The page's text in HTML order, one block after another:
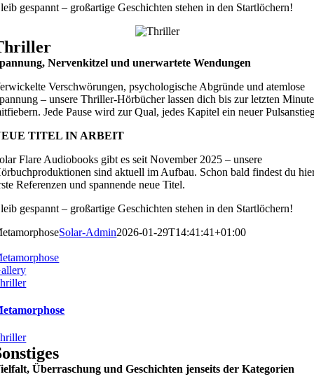
gespannt – großartige Geschichten stehen in den Startlöchern!
Nervenkitzel und unerwartete Wendungen
Verschwörungen, psychologische Abgründe und atemlose
– unsere Thriller-Hörbücher lassen dich bis zur letzten Minute
Jede Pause wird zur Qual, jedes Kapitel ein neuer
TITEL IN ARBEIT
Flare Audiobooks gibt es seit November 2025 – unsere
sind aktuell im Aufbau. Schon bald findest du
Referenzen und spannende neue Titel.
gespannt – großartige Geschichten stehen in den Startlöchern!
Solar-Admin2026-01-29T14:41:41+01:00
Überraschung und Geschichten jenseits der Kategorien